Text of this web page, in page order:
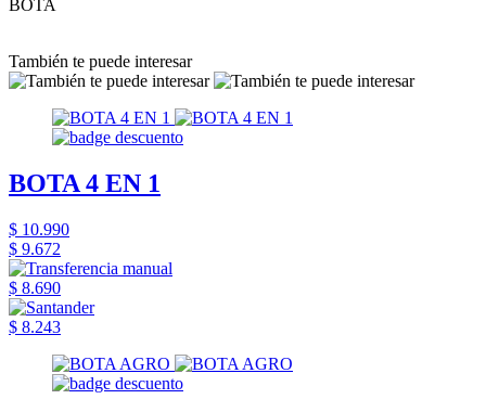
BOTA
También te puede interesar
BOTA 4 EN 1
$ 10.990
$ 9.672
$ 8.690
$ 8.243